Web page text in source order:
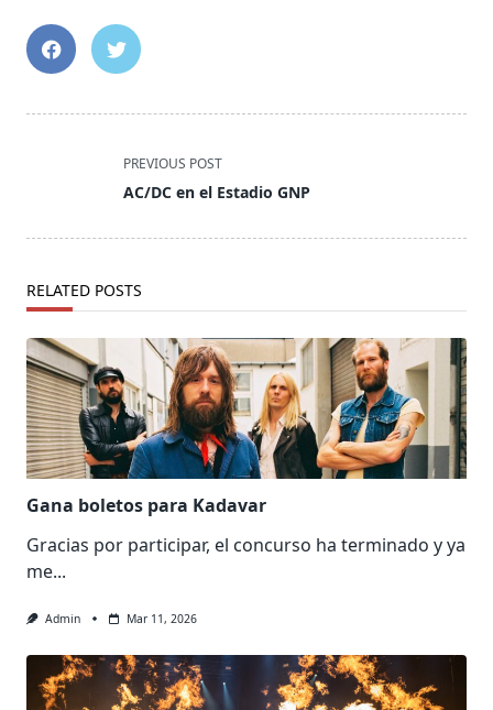
screen-
text">Page</span>
PREVIOUS POST
AC/DC en el Estadio GNP
RELATED POSTS
Gana boletos para Kadavar
Gracias por participar, el concurso ha terminado y ya
me...
Admin Mar 11, 2026